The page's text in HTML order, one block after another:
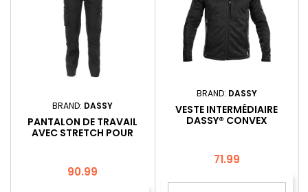
BRAND: DASSY
PANTALON DE TRAVAIL
AVEC STRETCH POUR
Price
90.99
BRAND: DASSY
VESTE INTERMÉDIAIRE
DASSY® CONVEX
Price
71.99